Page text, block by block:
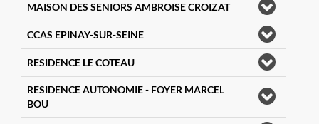
MAISON DES SENIORS AMBROISE CROIZAT
CCAS EPINAY-SUR-SEINE
RESIDENCE LE COTEAU
RESIDENCE AUTONOMIE - FOYER MARCEL
BOU